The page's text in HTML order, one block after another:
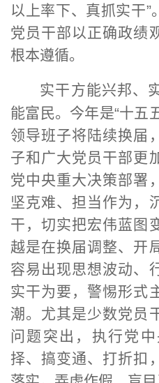
以上率下、真抓实干”
党员干部以正确政绩
根本遵循。
实干方能兴邦、
能富民。今年是“十五
领导班子将陆续换届
子和广大党员干部更
党中央重大决策部署
坚克难、担当作为，
干，切实把宏伟蓝图
越是在换届调整、开
容易出现思想波动、
实干为要，警惕形式
潮。尤其是少数党员
问题突出，执行党
择、搞变通、打折扣